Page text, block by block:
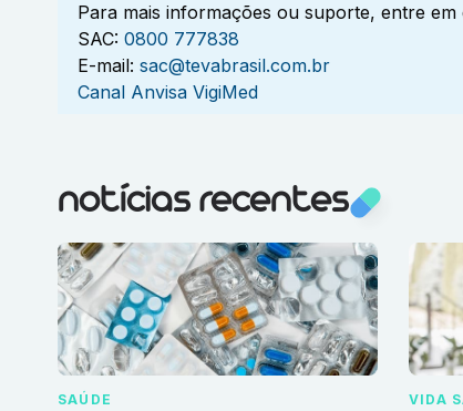
Para mais informações ou suporte, entre
SAC: 0800 777838
E-mail: sac@tevabrasil.com.br
Canal Anvisa VigiMed
notícias recentes
SAÚDE VIDA